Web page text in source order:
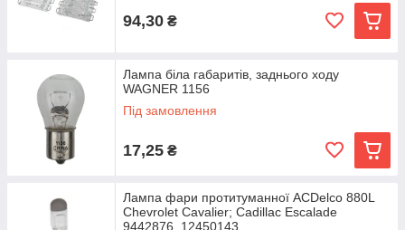
94,30 ₴
Лампа біла габаритів, заднього ходу
WAGNER 1156
Під замовлення
17,25 ₴
Лампа фари протитуманної ACDelco 880L
Chevrolet Cavalier; Cadillac Escalade
9442876, 12450143